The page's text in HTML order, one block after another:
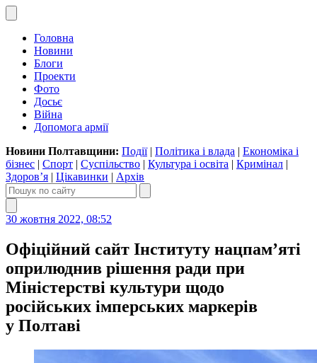
Головна
Новини
Блоги
Проекти
Фото
Досьє
Війна
Допомога армії
Новини Полтавщини: Події| Політика і влада | Економіка і
бізнес | Спорт | Суспільство | Культура і освіта | Кримінал |
Здоров’я | Цікавинки | Архів
30 жовтня 2022, 08:52
Офіційний сайт Інституту нацпам’яті
оприлюднив рішення ради при
Міністерстві культури щодо
російських імперських маркерів
у Полтаві